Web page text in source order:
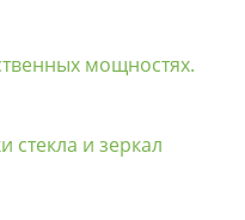
мощностях.
стекла и зеркал